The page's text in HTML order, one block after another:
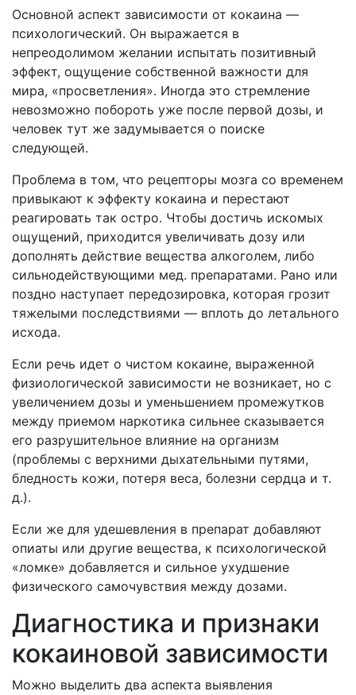
Основной аспект зависимости от кокаина —
психологический. Он выражается в
непреодолимом желании испытать позитивный
эффект, ощущение собственной важности для
мира, «просветления». Иногда это стремление
невозможно побороть уже после первой дозы, и
человек тут же задумывается о поиске
следующей.
Проблема в том, что рецепторы мозга со временем
привыкают к эффекту кокаина и перестают
реагировать так остро. Чтобы достичь искомых
ощущений, приходится увеличивать дозу или
дополнять действие вещества алкоголем, либо
сильнодействующими мед. препаратами. Рано или
поздно наступает передозировка, которая грозит
тяжелыми последствиями — вплоть до летального
исхода.
Если речь идет о чистом кокаине, выраженной
физиологической зависимости не возникает, но с
увеличением дозы и уменьшением промежутков
между приемом наркотика сильнее сказывается
его разрушительное влияние на организм
(проблемы с верхними дыхательными путями,
бледность кожи, потеря веса, болезни сердца и т.
д.).
Если же для удешевления в препарат добавляют
опиаты или другие вещества, к психологической
«ломке» добавляется и сильное ухудшение
физического самочувствия между дозами.
Диагностика и признаки
кокаиновой зависимости
Можно выделить два аспекта выявления